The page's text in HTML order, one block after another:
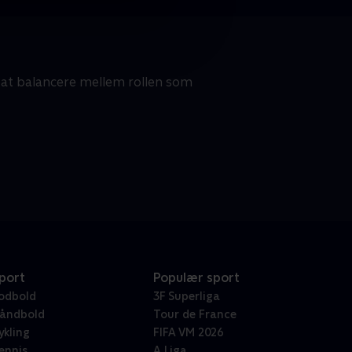
balancere mellem rollen som
Populær sport
3F Superliga
Tour de France
FIFA VM 2026